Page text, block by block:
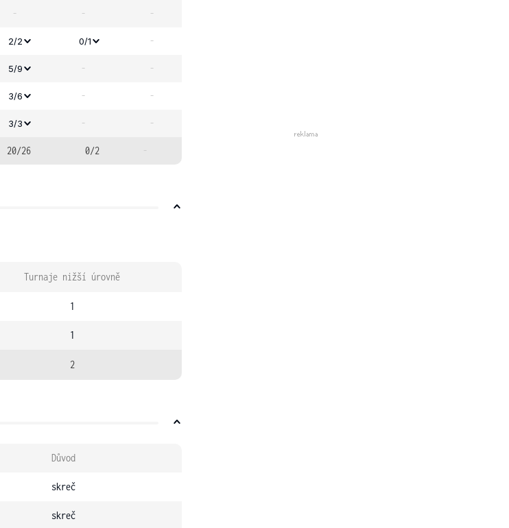
- - -
2/2 0/1 -
5/9 - -
3/6 - -
3/3 - -
20/26 0/2 -
Turnaje nižší úrovně
1
1
2
Důvod
skreč
skreč